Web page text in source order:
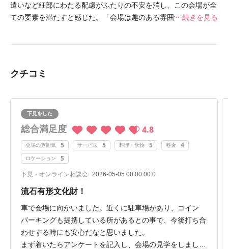
遣いなど細部にわたる配慮がふたりの不安を消し、この会場が全
ての要素を満たすと感じた。「会場は趣のある雰囲気で厳かなが
続きを見る
クチコミ
下見をした
総合満足度 4.8
会場の雰囲気 5 サービス 5 料理・飲物 5 料金 4
ロケーション 5
下見・オンライン相談会 2026-05-05 00:00:00.0
流石有形文化財！
車で会場に向かいました。近くに駐車場があり、コイン
パーキングも提携している所があるとの事で、今後打ち合
わせする時にも安心だなと思いました。
まず着いたらアンケートを記入し、会場の見学をしまし